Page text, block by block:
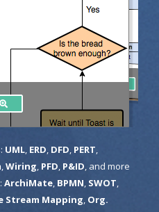
UML, ERD DFD PERT
Wiring PFD P&ID , and more
ArchiMate, BPMN SWOT
Stream Mapping Org.